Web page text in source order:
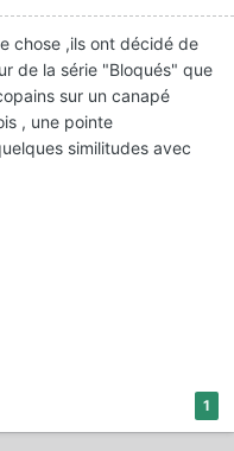
chose ,ils ont décidé de
de la série "Bloqués" que
sur un canapé
, une pointe
similitudes avec
1